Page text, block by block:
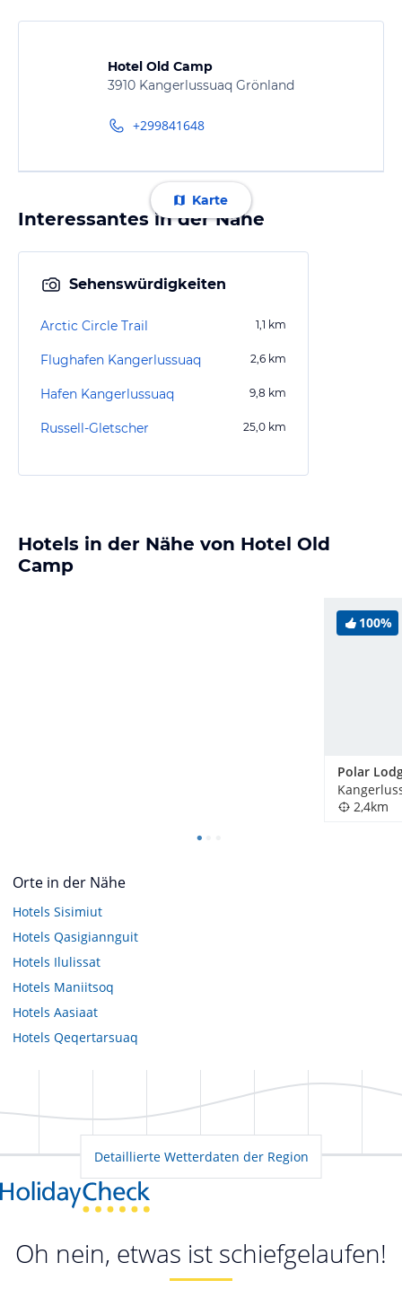
Hotel Old Camp
3910 Kangerlussuaq Grönland
+299841648
Karte
Interessantes in der Nähe
Sehenswürdigkeiten
Arctic Circle Trail 1,1 km
Flughafen Kangerlussuaq 2,6 km
Hafen Kangerlussuaq 9,8 km
Russell-Gletscher 25,0 km
Hotels in der Nähe von Hotel Old
Camp
100%
Polar
2,4km
Orte in der Nähe
Hotels Sisimiut
Hotels Qasigiannguit
Hotels Ilulissat
Hotels Maniitsoq
Hotels Aasiaat
Hotels Qeqertarsuaq
Detaillierte Wetterdaten der Region
Oh nein, etwas ist schiefgelaufen!